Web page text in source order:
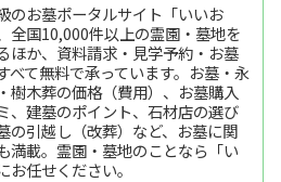
のお墓ポータルサイト「いいお
全国10,000件以上の霊園・墓地を
ほか、資料請求・見学予約・お墓
べて無料で承っています。お墓・永
樹木葬の価格（費用）、お墓購入
、建墓のポイント、石材店の選び
の引越し（改葬）など、お墓に関
満載。霊園・墓地のことなら「い
お任せください。